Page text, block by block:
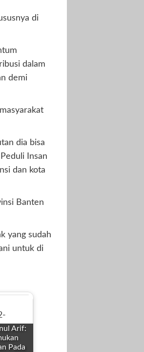
di
dalam
demi
dia bisa
Insan
dan kota
Banten
yang sudah
untuk di
Arif:
Pada